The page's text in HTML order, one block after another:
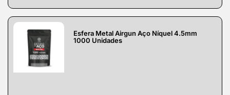
Esfera Metal Airgun Aço Níquel 4.5mm
1000 Unidades